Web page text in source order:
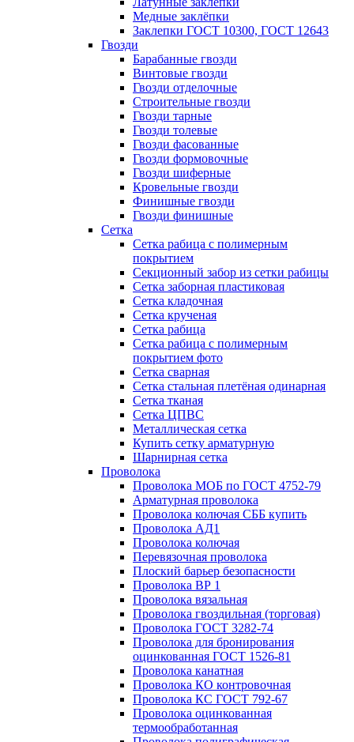
Медные заклёпки
Заклепки ГОСТ 10300, ГОСТ 12643
Гвозди
Барабанные гвозди
Винтовые гвозди
Гвозди отделочные
Строительные гвозди
Гвозди тарные
Гвозди толевые
Гвозди фасованные
Гвозди формовочные
Гвозди шиферные
Кровельные гвозди
Финишные гвозди
Гвозди финишные
Сетка
Сетка рабица с полимерным
покрытием
Секционный забор из сетки рабицы
Сетка заборная пластиковая
Сетка кладочная
Сетка крученая
Сетка рабица
Сетка рабица с полимерным
покрытием фото
Сетка сварная
Сетка стальная плетёная одинарная
Сетка тканая
Сетка ЦПВС
Металлическая сетка
Купить сетку арматурную
Шарнирная сетка
Проволока
Проволока МОБ по ГОСТ 4752-79
Арматурная проволока
Проволока колючая СББ купить
Проволока АД1
Проволока колючая
Перевязочная проволока
Плоский барьер безопасности
Проволока ВР 1
Проволока вязальная
Проволока гвоздильная (торговая)
Проволока ГОСТ 3282-74
Проволока для бронирования
оцинкованная ГОСТ 1526-81
Проволока канатная
Проволока КО контровочная
Проволока КС ГОСТ 792-67
Проволока оцинкованная
термообработанная